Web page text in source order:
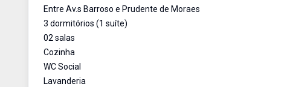
Entre Av.s Barroso e Prudente de Moraes
3 dormitórios (1 suíte)
02 salas
Cozinha
WC Social
Lavanderia